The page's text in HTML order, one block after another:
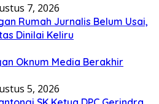
7, 2026
Rumah Jurnalis Belum Usai,
Dinilai Keliru
Oknum Media Berakhir
5, 2026